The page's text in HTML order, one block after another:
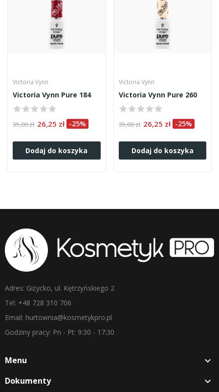
Victoria Vynn
Victoria Vynn Pure 184
35,00 zł 26,25 zł -25%
Dodaj do koszyka
Victoria Vynn
Victoria Vynn Pure 260
35,00 zł 26,25 zł -25%
Dodaj do koszyka
Adres: Giżycko, ul. Kętrzyńskiego 2
Tel: +48 728 310 706
Email: hurtownia@kosmetykpro.pl
Godziny pracy: Pn - Pt: 9:30 - 17:30
Menu 
Dokumenty 